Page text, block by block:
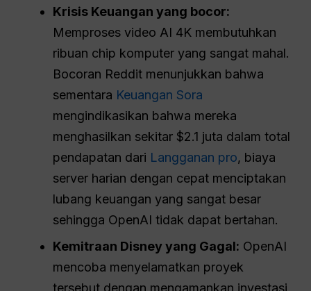
Krisis Keuangan yang bocor:
Memproses video AI 4K membutuhkan
ribuan chip komputer yang sangat mahal.
Bocoran Reddit menunjukkan bahwa
sementara Keuangan Sora
mengindikasikan bahwa mereka
menghasilkan sekitar $2.1 juta dalam total
pendapatan dari Langganan pro, biaya
server harian dengan cepat menciptakan
lubang keuangan yang sangat besar
sehingga OpenAI tidak dapat bertahan.
Kemitraan Disney yang Gagal: OpenAI
mencoba menyelamatkan proyek
tersebut dengan mengamankan investasi